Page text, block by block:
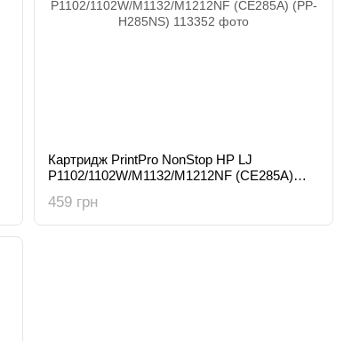
Картридж PrintPro NonStop HP LJ
P1102/1102W/M1132/M1212NF (CE285A)
459 грн